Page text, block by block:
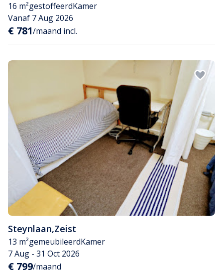
16 m²gestoffeerdKamer
Vanaf 7 Aug 2026
€ 781/maand incl.
Steynlaan,Zeist
13 m²gemeubileerdKamer
7 Aug - 31 Oct 2026
€ 799/maand